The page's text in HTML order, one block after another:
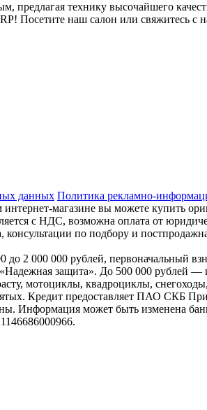
технику высочайшего
Посетите наш салон или свяжитесь с
данных Политика рекламно-
магазине вы можете купить
с НДС, возможна оплата от
консультации по подбору и
до 2 000 000 рублей, первоначальный
защита». До 500 000 рублей
мотоциклы, квадроциклы,
Кредит предоставляет ПАО СКБ
Информация может быть изменена